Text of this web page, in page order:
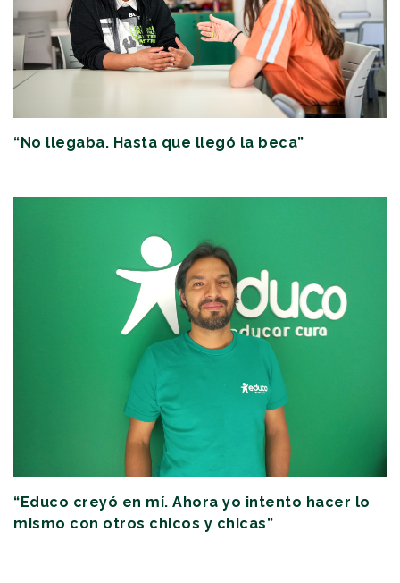
“No llegaba. Hasta que llegó la beca”
“Educo creyó en mí. Ahora yo intento hacer lo
mismo con otros chicos y chicas”